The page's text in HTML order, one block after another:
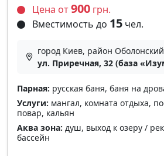
Цена от900 грн.
Вместимость до 15 чел.
город Киев, район
ул. Приречная, 32 (база
Парная: русская баня, баня на
Услуги: мангал, комната отдыха,
повар, кальян
Аква зона: душ, выход к озеру /
бассейн